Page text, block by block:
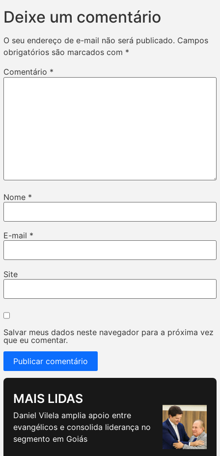
Deixe um comentário
O seu endereço de e-mail não será publicado. Campos
obrigatórios são marcados com *
Comentário *
Nome *
E-mail *
Site
Salvar meus dados neste navegador para a próxima vez
que eu comentar.
MAIS LIDAS
Daniel Vilela amplia apoio entre
evangélicos e consolida liderança no
segmento em Goiás